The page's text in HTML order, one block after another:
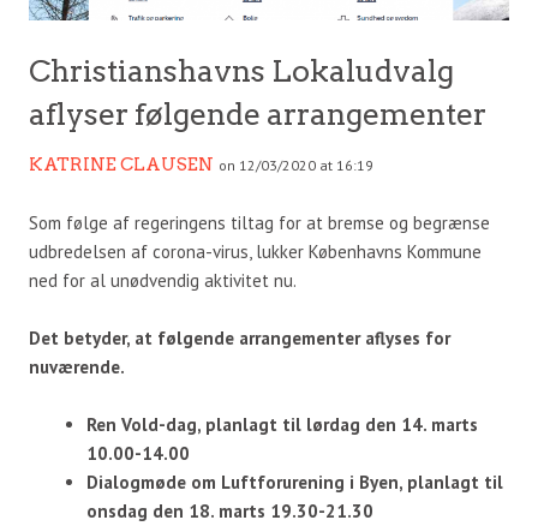
Christianshavns Lokaludvalg
aflyser følgende arrangementer
KATRINE CLAUSEN on 12/03/2020 at 16:19
Som følge af regeringens tiltag for at bremse og begrænse
udbredelsen af corona-virus, lukker Københavns Kommune
ned for al unødvendig aktivitet nu.
Det betyder, at følgende arrangementer aflyses for
nuværende.
Ren Vold-dag, planlagt til lørdag den 14. marts
10.00-14.00
Dialogmøde om Luftforurening i Byen, planlagt til
onsdag den 18. marts 19.30-21.30